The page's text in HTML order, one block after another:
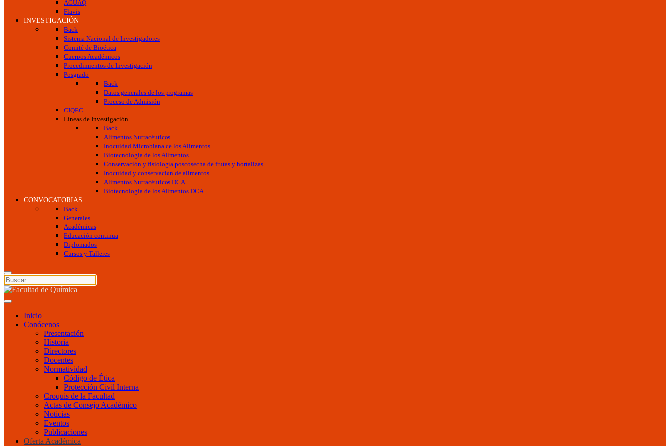
AGUAQ
Flavis
INVESTIGACIÓN
Back
Sistema Nacional de Investigadores
Comité de Bioética
Cuerpos Académicos
Procedimientos de Investigación
Posgrado
Back
Datos generales de los programas
Proceso de Admisión
CIQEC
Líneas de Investigación
Back
Alimentos Nutracéuticos
Inocuidad Microbiana de los Alimentos
Biotecnología de los Alimentos
Conservación y fisiología poscosecha de frutas y hortalizas
Inocuidad y conservación de alimentos
Alimentos Nutracéuticos DCA
Biotecnología de los Alimentos DCA
CONVOCATORIAS
Back
Generales
Académicas
Educación continua
Diplomados
Cursos y Talleres
Inicio
Conócenos
Presentación
Historia
Directores
Docentes
Normatividad
Código de Ética
Protección Civil Interna
Croquis de la Facultad
Actas de Consejo Académico
Noticias
Eventos
Publicaciones
Oferta Académica